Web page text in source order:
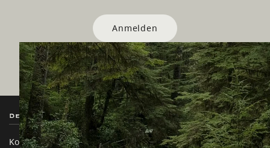
Anmelden
Destination BC
Kontakt
Unsere Websites
Reisebranche